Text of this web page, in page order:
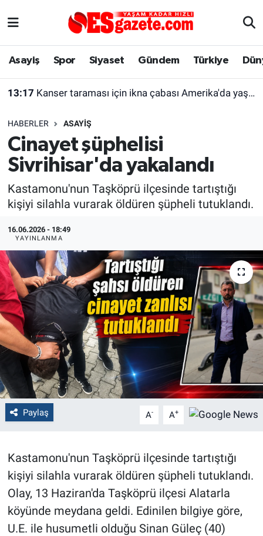
Asayiş Spor Siyaset Gündem Türkiye
13:17 Kanser taraması için ikna çabası Amerika'da yaşayan kadını şaşırttı
HABERLER ASAYIŞ
Cinayet şüphelisi
Sivrihisar'da yakalandı
Kastamonu'nun Taşköprü ilçesinde tartıştığı
kişiyi silahla vurarak öldüren şüpheli tutuklandı.
16.06.2026 - 18:49
YAYINLANMA
Paylaş A- A+
Kastamonu'nun Taşköprü ilçesinde tartıştığı
kişiyi silahla vurarak öldüren şüpheli tutuklandı.
Olay, 13 Haziran'da Taşköprü ilçesi Alatarla
köyünde meydana geldi. Edinilen bilgiye göre,
U.E. ile husumetli olduğu Sinan Güleç (40)
Asayiş
Gündem
Türkiye
Dünya
Sağlık
Alış-Veriş/İş dünyası
Yaşam
Eskişehirspor Arşivi
Eskişehir Arşivi
Röportaj
Ekonomi
Kültür Sanat
Politika
Bilecik
Kütahya
Gezi
Genel
Yerel
Magazin
Bilim ve Teknoloji
Eskişehir Nöbetçi Eczaneler
Süper Lig Puan Durumu ve Fikstür
Tüm Manşetler
Son Dakika Haberleri
Haber Arşivi